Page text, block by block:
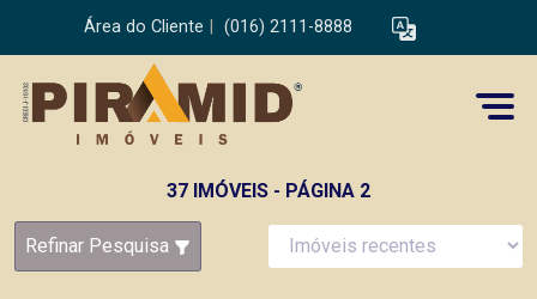
Área do Cliente (016) 2111-8888
37 IMÓVEIS - PÁGINA 2
Refinar Pesquisa